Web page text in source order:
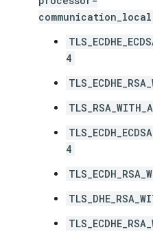
4
4